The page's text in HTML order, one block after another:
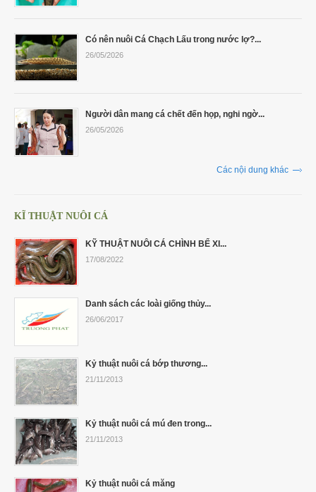
Có nên nuôi Cá Chạch Lấu trong nước lợ?...
26/05/2026
Người dân mang cá chết đến họp, nghi ngờ...
26/05/2026
Các nội dung khác
KĨ THUẬT NUÔI CÁ
KỸ THUẬT NUÔI CÁ CHÌNH BỂ XI...
17/08/2022
Danh sách các loài giống thủy...
26/06/2017
Kỷ thuật nuôi cá bớp thương...
21/11/2013
Kỷ thuật nuôi cá mú đen trong...
21/11/2013
Kỷ thuật nuôi cá măng